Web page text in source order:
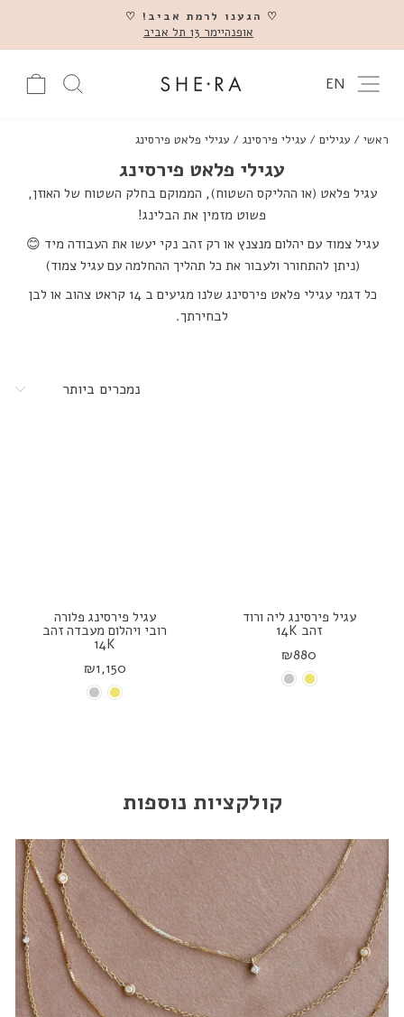
השהה
♡ הגענו לרמת אביב! ♡
אופנהיימר 13 תל אביב
ניווט באתר
EN חיפוש
ראשי / עגילים / עגילי פירסינג / עגילי פלאט פירסינג
עגילי פלאט פירסינג
עגיל פלאט (או ההליקס השטוח), הממוקם בחלק השטוח של האוזן,
פשוט מזמין את הבלינג!
עגיל צמוד עם יהלום מנצנץ או רק זהב נקי יעשו את העבודה מיד 😊
(ניתן להתחורר ולעבור את כל תהליך ההחלמה עם עגיל צמוד)
כל דגמי עגילי פלאט פירסינג שלנו מגיעים ב 14 קראט צהוב או לבן
לבחירתך.
לפי
עגיל פירסינג ליה ורוד
זהב 14K
₪880
עגיל פירסינג פלורה
רובי ויהלום מעבדה זהב
14K
₪1,150
קולקציות נוספות